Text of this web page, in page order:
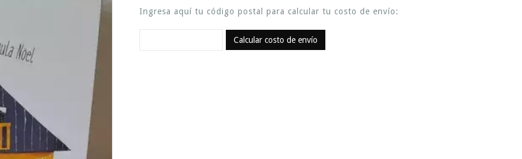
Ingresa aquí tu código postal para calcular tu costo de envío:
Calcular costo de envío